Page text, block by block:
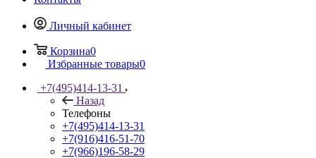
Личный кабинет
Корзина0
Избранные товары0
+7(495)414-13-31
Назад
Телефоны
+7(495)414-13-31
+7(916)416-51-70
+7(966)196-58-29